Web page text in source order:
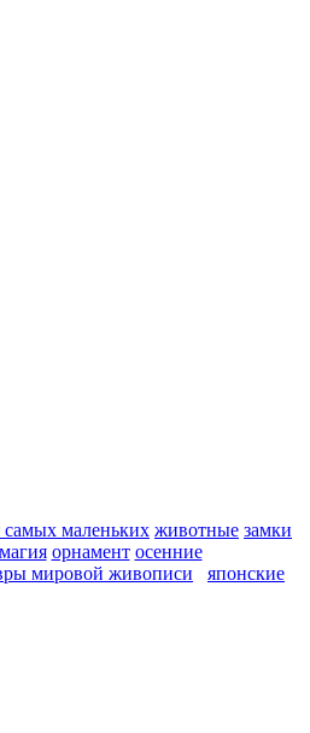
самых маленьких животные замки
орнамент осенние
мировой живописи
японские